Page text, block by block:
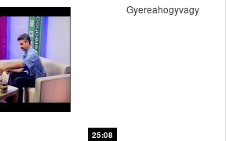
25:08
Gyereahogyvagy